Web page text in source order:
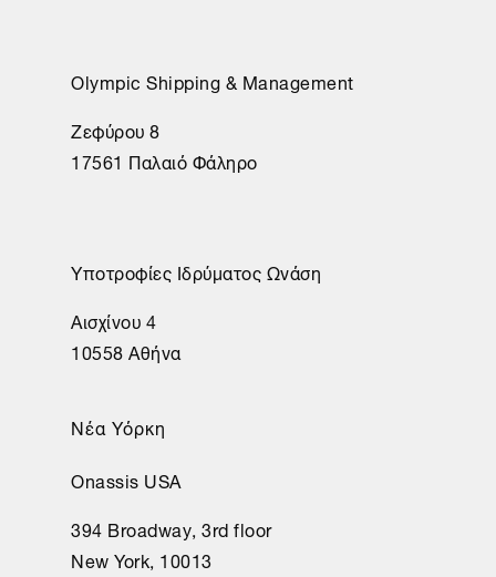
Olympic Shipping & Management
Ζεφύρου 8
17561 Παλαιό Φάληρο
Υποτροφίες Ιδρύματος Ωνάση
Αισχίνου 4
10558 Αθήνα
Νέα Υόρκη
Onassis USA
394 Broadway, 3rd floor
New York, 10013